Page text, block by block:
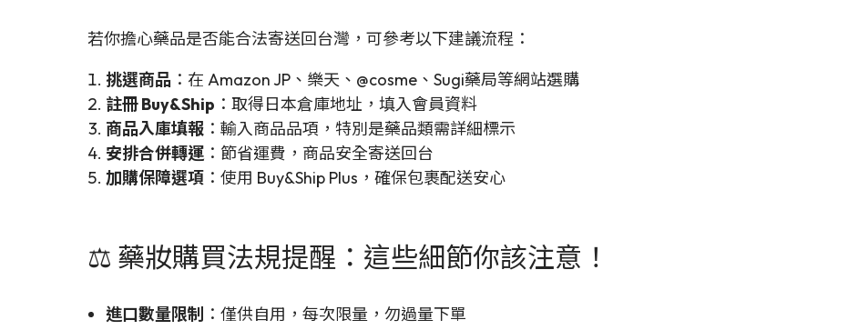
若你擔心藥品是否能合法寄送回台灣，可參考以下建議流程：
挑選商品 ：在 Amazon JP、樂天、@cosme、Sugi藥局等網站選購
註冊 Buy&Ship ：取得日本倉庫地址，填入會員資料
商品入庫填報 ：輸入商品品項，特別是藥品類需詳細標示
安排合併轉運：節省運費，商品安全寄送回台
加購保障選項 ：使用 Buy&Ship Plus，確保包裹配送安心
⚖️ 藥妝購買法規提醒：這些細節你該注意！
進口數量限制 ：僅供自用，每次限量，勿過量下單